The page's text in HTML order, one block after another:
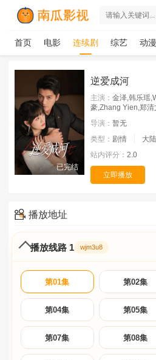
首页 电影 连续剧 综艺 动漫
已完结
逆爱成河
主演： 金泽,韩乐瑶
豪,Zhang Yien,郑
导演： 暂无
类型： 剧情 大陆
站内评分： 2.0
立即播放
播放地址
播放线路 1 wjm3u8
第01集 第02集
第04集 第05集
第07集 第08集